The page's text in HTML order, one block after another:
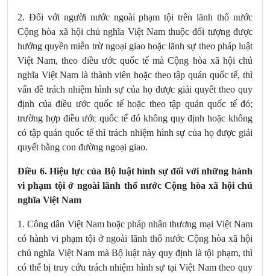
2. Đối với người nước ngoài phạm tội trên lãnh thổ nước
Cộng hòa xã hội chủ nghĩa Việt Nam thuộc đối tượng được
hưởng quyền miễn trừ ngoại giao hoặc lãnh sự theo pháp luật
Việt Nam, theo điều ước quốc tế mà Cộng hòa xã hội chủ
nghĩa Việt Nam là thành viên hoặc theo tập quán quốc tế, thì
vấn đề trách nhiệm hình sự của họ được giải quyết theo quy
định của điều ước quốc tế hoặc theo tập quán quốc tế đó;
trường hợp điều ước quốc tế đó không quy định hoặc không
có tập quán quốc tế thì trách nhiệm hình sự của họ được giải
quyết bằng con đường ngoại giao.
Điều 6. Hiệu lực của Bộ luật hình sự đối với những hành
vi phạm tội ở ngoài lãnh thổ nước Cộng hòa xã hội chủ
nghĩa Việt Nam
1. Công dân Việt Nam hoặc pháp nhân thương mại Việt Nam
có hành vi phạm tội ở ngoài lãnh thổ nước Cộng hòa xã hội
chủ nghĩa Việt Nam mà Bộ luật này quy định là tội phạm, thì
có thể bị truy cứu trách nhiệm hình sự tại Việt Nam theo quy